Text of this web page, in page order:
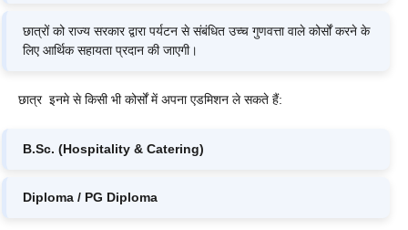
छात्रों को राज्य सरकार द्वारा पर्यटन से संबंधित उच्च गुणवत्ता वाले कोर्सों करने के
लिए आर्थिक सहायता प्रदान की जाएगी।
छात्र इनमे से किसी भी कोर्सों में अपना एडमिशन ले सकते हैं:
B.Sc. (Hospitality & Catering)
Diploma / PG Diploma